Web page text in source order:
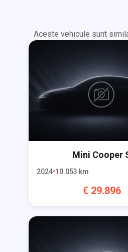
Aceste vehicule sunt
Mini Cooper
2024 10.053 km
€ 29.896